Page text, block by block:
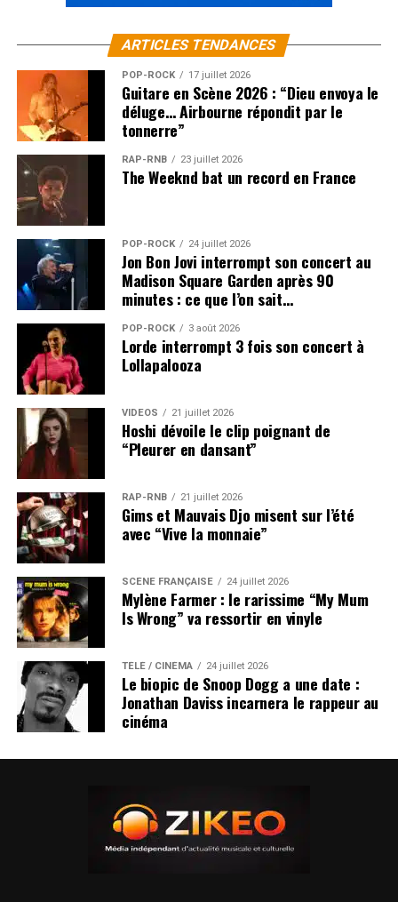
ARTICLES TENDANCES
POP-ROCK 17 juillet 2026
Guitare en Scène 2026 : “Dieu envoya le
déluge… Airbourne répondit par le
tonnerre”
RAP-RNB 23 juillet 2026
The Weeknd bat un record en France
POP-ROCK 24 juillet 2026
Jon Bon Jovi interrompt son concert au
Madison Square Garden après 90
minutes : ce que l’on sait…
POP-ROCK 3 août 2026
Lorde interrompt 3 fois son concert à
Lollapalooza
VIDEOS 21 juillet 2026
Hoshi dévoile le clip poignant de
“Pleurer en dansant”
RAP-RNB 21 juillet 2026
Gims et Mauvais Djo misent sur l’été
avec “Vive la monnaie”
SCÈNE FRANÇAISE 24 juillet 2026
Mylène Farmer : le rarissime “My Mum
Is Wrong” va ressortir en vinyle
TÉLÉ / CINÉMA 24 juillet 2026
Le biopic de Snoop Dogg a une date :
Jonathan Daviss incarnera le rappeur au
cinéma